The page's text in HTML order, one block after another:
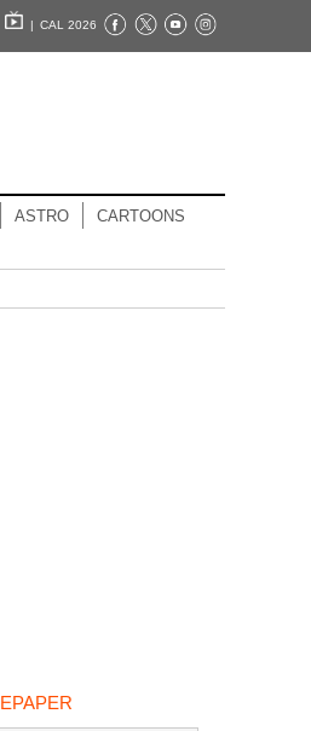
| CAL 2026
ASTRO CARTOONS
EPAPER